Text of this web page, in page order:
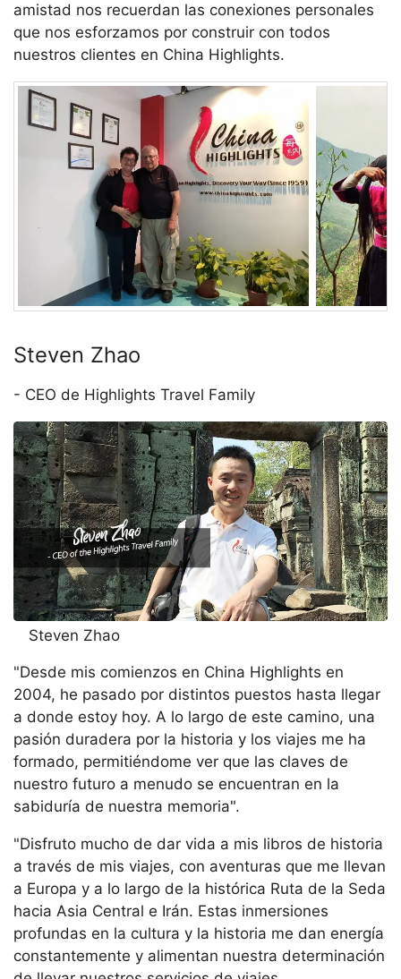
amistad nos recuerdan las conexiones personales
que nos esforzamos por construir con todos
nuestros clientes en China Highlights.
Steven Zhao
- CEO de Highlights Travel Family
Steven Zhao
"Desde mis comienzos en China Highlights en
2004, he pasado por distintos puestos hasta llegar
a donde estoy hoy. A lo largo de este camino, una
pasión duradera por la historia y los viajes me ha
formado, permitiéndome ver que las claves de
nuestro futuro a menudo se encuentran en la
sabiduría de nuestra memoria".
"Disfruto mucho de dar vida a mis libros de historia
a través de mis viajes, con aventuras que me llevan
a Europa y a lo largo de la histórica Ruta de la Seda
hacia Asia Central e Irán. Estas inmersiones
profundas en la cultura y la historia me dan energía
constantemente y alimentan nuestra determinación